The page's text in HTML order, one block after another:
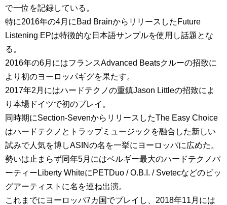
で一位を記録している。
特に2016年の4月にBad BrainからリリースしたFuture
Listening EPは特徴的な日本語サンプルを使用し話題とな
る。
2016年の6月にはフランスAdvanced Beatsクルーの招致に
より初のヨーロッパギグを果たす。
2017年2月にはハードテクノの重鎮Jason Littleの招致によ
り本場ドイツで初のプレイ。
同時期にSection-SevenからリリースしたThe Easy Choice
はハードテクノとトラップミュージックを融合した新しい
試みで人気を博しASINの名を一挙にヨーロッパに広めた。
勢いは止まらず同年5月にはベルギー最大のハードテクノパ
ーティーLiberty WhiteにPETDuo / O.B.I. / Svetecなどのビッ
グアーティストに名を連ね出演。
これまでにヨーロッパ7カ国でプレイし、2018年11月には